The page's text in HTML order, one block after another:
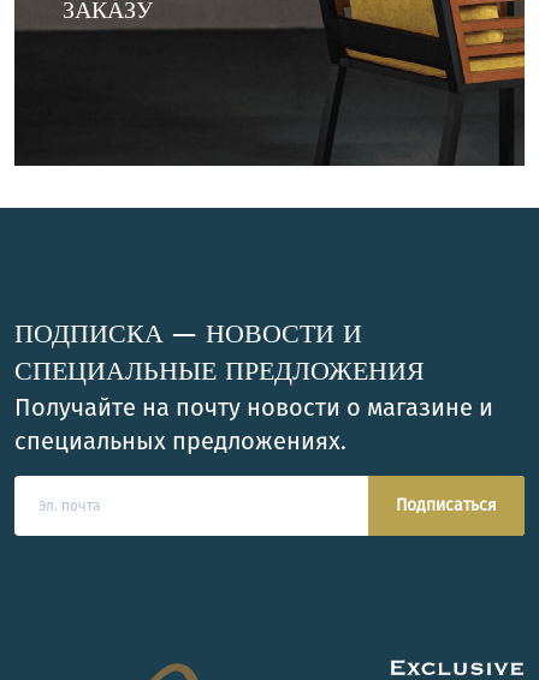
ЗАКАЗУ
ПОДПИСКА — НОВОСТИ И
СПЕЦИАЛЬНЫЕ ПРЕДЛОЖЕНИЯ
Получайте на почту новости о магазине и
специальных предложениях.
Подписаться